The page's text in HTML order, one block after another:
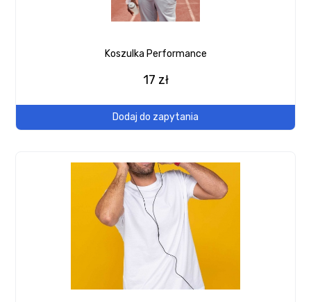
Koszulka Performance
17 zł
Dodaj do zapytania